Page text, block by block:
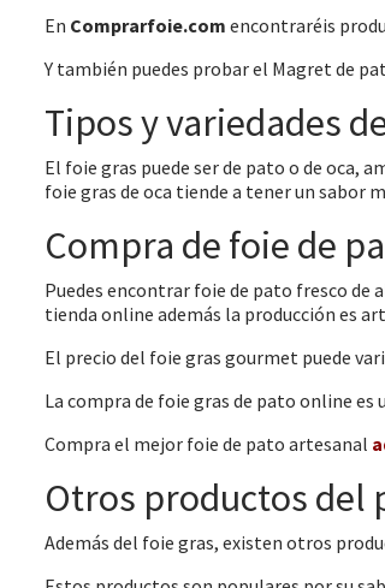
En Comprarfoie.com encontraréis
Y también puedes probar el Magret de
Tipos y variedades
El foie gras puede ser de pato o de oca,
foie gras de oca tiende a tener un sabor
Compra de foie de
Puedes encontrar foie de pato fresco de
tienda online además la producción es
El precio del foie gras gourmet puede
La compra de foie gras de pato online
Compra el mejor foie de pato artesanal
Otros productos del
Además del foie gras, existen otros